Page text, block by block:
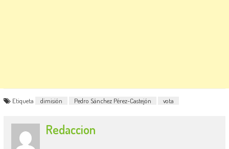
Etiqueta dimisión Pedro Sánchez Pérez-Castejón vota
Redaccion